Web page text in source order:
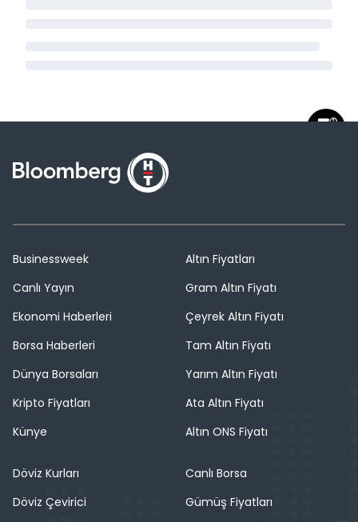
Businessweek
Canlı Yayın
Ekonomi Haberleri
Borsa Haberleri
Dünya Borsaları
Kripto Fiyatları
Künye
Altın Fiyatları
Gram Altın Fiyatı
Çeyrek Altın Fiyatı
Tam Altın Fiyatı
Yarım Altın Fiyatı
Ata Altın Fiyatı
Altın ONS Fiyatı
Döviz Kurları
Döviz Çevirici
Canlı Borsa
Gümüş Fiyatları